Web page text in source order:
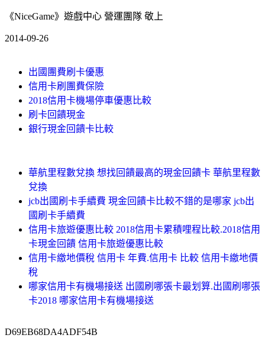
《NiceGame》遊戲中心 營運團隊 敬上
2014-09-26
出國團費刷卡優惠
信用卡刷團費保險
2018信用卡機場停車優惠比較
刷卡回饋現金
銀行現金回饋卡比較
華航里程數兌換 想找回饋最高的現金回饋卡 華航里程數
兌換
jcb出國刷卡手續費 現金回饋卡比較不錯的是哪家 jcb出
國刷卡手續費
信用卡旅遊優惠比較 2018信用卡累積哩程比較.2018信用
卡現金回饋 信用卡旅遊優惠比較
信用卡繳地價稅 信用卡 年費.信用卡 比較 信用卡繳地價
稅
哪家信用卡有機場接送 出國刷哪張卡最划算.出國刷哪張
卡2018 哪家信用卡有機場接送
D69EB68DA4ADF54B